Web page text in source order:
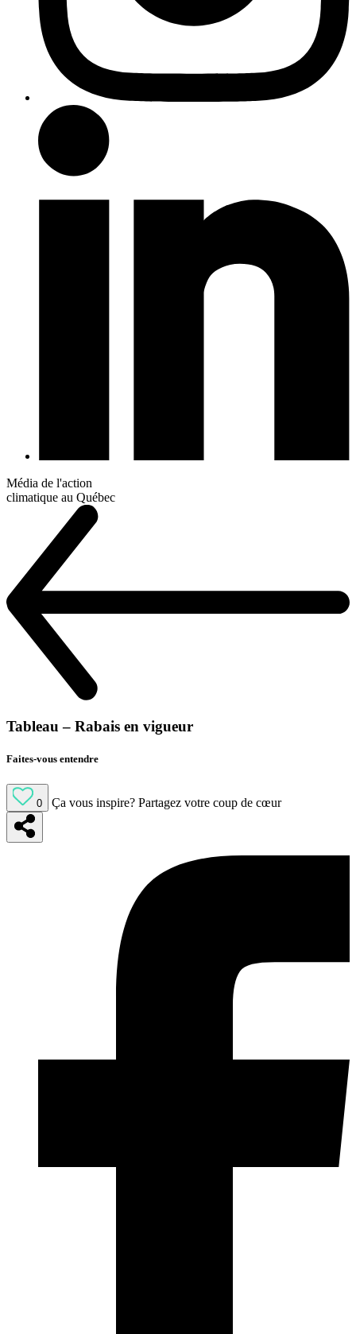
Média de l'action
climatique au Québec
Tableau – Rabais en vigueur
Faites-vous entendre
0 Ça vous inspire? Partagez votre coup de cœur